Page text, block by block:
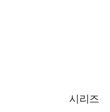
시리즈